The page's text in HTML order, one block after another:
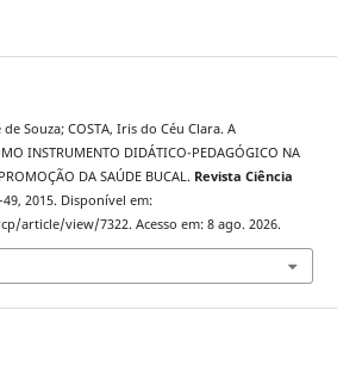
Souza; COSTA, Iris do Céu Clara. A
INSTRUMENTO DIDÁTICO-PEDAGÓGICO NA
DA SAÚDE BUCAL. Revista Ciência
2015. Disponível em:
article/view/7322. Acesso em: 8 ago. 2026.